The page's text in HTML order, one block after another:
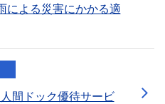
による災害にかかる適
間ドック優待サービ